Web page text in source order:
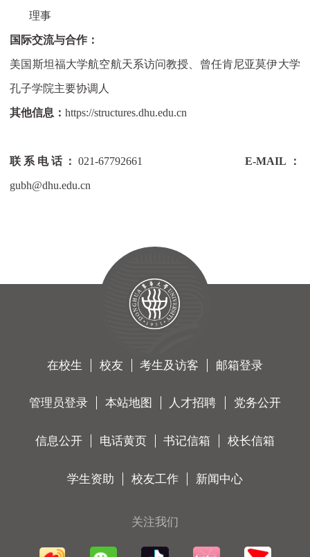
理事
国际交流与合作：
美国斯坦福大学航空航天系访问教授、曾任肯尼亚莫伊大学
孔子学院主要协调人
其他信息：https://structures.dhu.edu.cn
联系电话：021-67792661 E-MAIL ：
gubh@dhu.edu.cn
在校生 校友 考生及访客 邮箱登录
管理员登录 本站地图 人才招聘 党务公开
信息公开 电话黄页 书记信箱 校长信箱
学生资助 校友工作 新闻中心
关注我们